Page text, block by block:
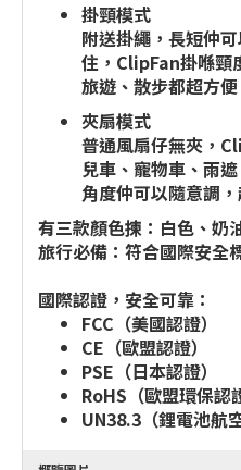
掛頸模式
附送掛繩，長短仲
住，ClipFan掛喺頸
旅遊、散步都超方便
夾扇模式
普通風扇仔無夾，
兒車、寵物車、雨
角度仲可以隨意調，
有三款顏色揀：白色、奶
旅行必備：符合國際安全
國際認證，安全可靠：
FCC（美國認證）
CE（歐盟認證）
PSE（日本認證）
RoHS（歐盟環保認
UN38.3（鋰電池航